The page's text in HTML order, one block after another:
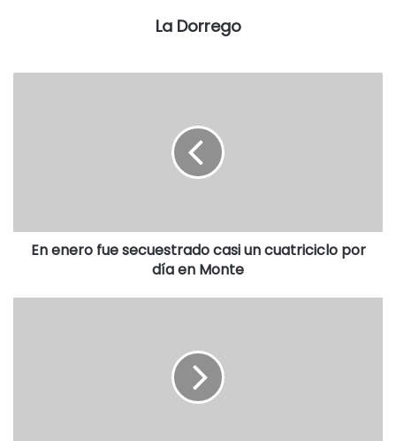
“el trabajo en equipo que hacemos
desde el ministerio hace que las cosas se empiecen a
precipitaciones. Hoy el panorama es distinto a ayer ya que
está controlado. A nivel provincial sabemos que hay entre
17 y 22 mil hectáreas afectadas, por tenemos que estar
“Venimos a transmitir el apoyo de la gobernadora (María
Eugenia Vidal) que está muy pendiente del tema. Además
El titular del área de agroindustria bonaerense expresó
“agradecimiento a todas las fuerzas, nos interiorizamos
mucho en cómo se encuentran bomberos afectados”.
La Dorrego
En enero fue secuestrado casi un cuatriciclo por
día en Monte